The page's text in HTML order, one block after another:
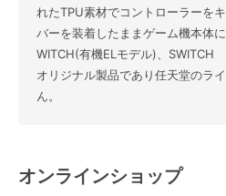
れたTPU素材でコントローラーを
バーを装着したままゲーム機本体
WITCH(有機ELモデル)、SWITCH
オリジナル製品であり任天堂のラ
ん。
オンラインショップ